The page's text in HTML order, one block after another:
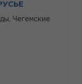
Чегемские